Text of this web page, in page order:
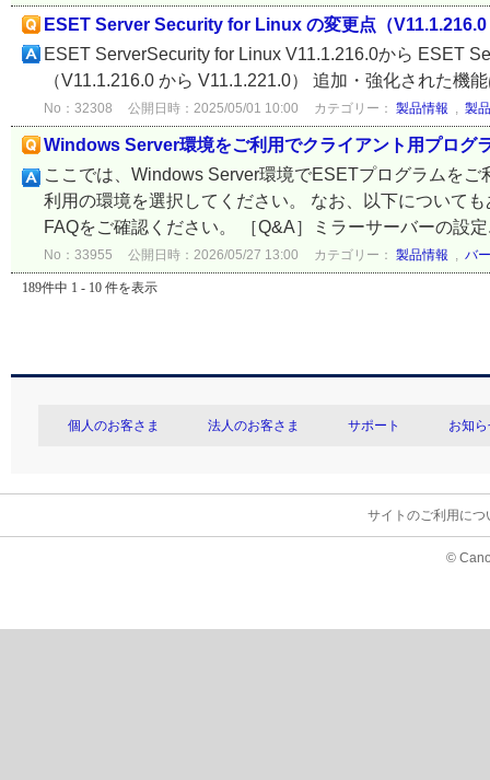
ESET Server Security for Linux の変更点（
ESET ServerSecurity for Linux V11.1.216.0から ESET
（V11.1.216.0 から V11.1.221.0） 追加・強化された機
No：32308 公開日時：2025/05/01 10:00 カテゴリー： 製品情報 , 製
Windows Server環境をご利用でクライアント用プログ
ここでは、Windows Server環境でESETプログラムを
利用の環境を選択してください。 なお、以下について
FAQをご確認ください。 ［Q&A］ミラーサーバーの設
No：33955 公開日時：2026/05/27 13:00 カテゴリー： 製品情報 , バ
189件中 1 - 10 件を表示
個人のお客さま 法人のお客さま サポート お知
サイトのご利用につ
©